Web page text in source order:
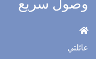
وصول سريع
عائلتي